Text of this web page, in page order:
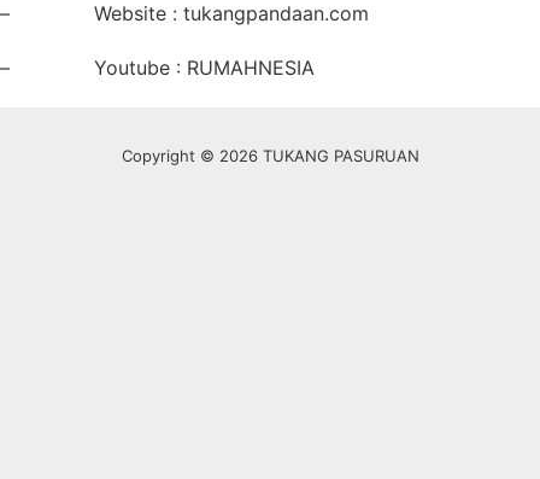
– Website : tukangpandaan.com
– Youtube : RUMAHNESIA
Copyright © 2026 TUKANG PASURUAN